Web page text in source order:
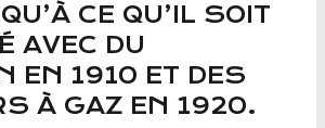
CE QU’IL SOIT
AVEC DU
EN 1910 ET DES
À GAZ EN 1920.